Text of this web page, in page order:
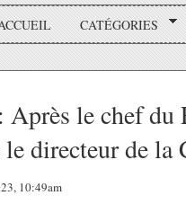
CATÉGORIES
le chef du
directeur de la
10:49am